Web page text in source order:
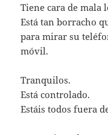
Tiene cara de mala
Está tan borracho
para mirar su
móvil.
Tranquilos.
Está controlado.
Estáis todos fuera